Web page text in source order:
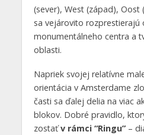
(sever), West (západ), Oost
sa vejárovito rozprestierajú
monumentálneho centra a
oblasti.
Napriek svojej relatívne
orientácia v Amsterdame
časti sa ďalej delia na viac
blokov. Dobré pravidlo,
zostaťv rámci “Ringu”–